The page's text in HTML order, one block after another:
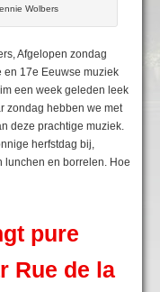
Wolbers
Afgelopen zondag
en 17e Eeuwse muziek
een week geleden leek
zondag hebben we met
deze prachtige muziek.
herfstdag bij,
lunchen en borrelen. Hoe
pure
Rue de la